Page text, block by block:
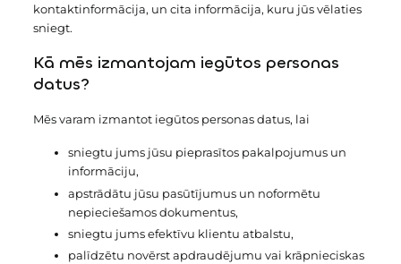
kontaktinformācija, un cita informācija, kuru jūs vēlaties
sniegt.
Kā mēs izmantojam iegūtos personas
datus?
Mēs varam izmantot iegūtos personas datus, lai
sniegtu jums jūsu pieprasītos pakalpojumus un
informāciju,
apstrādātu jūsu pasūtījumus un noformētu
nepieciešamos dokumentus,
sniegtu jums efektīvu klientu atbalstu,
palīdzētu novērst apdraudējumu vai krāpnieciskas